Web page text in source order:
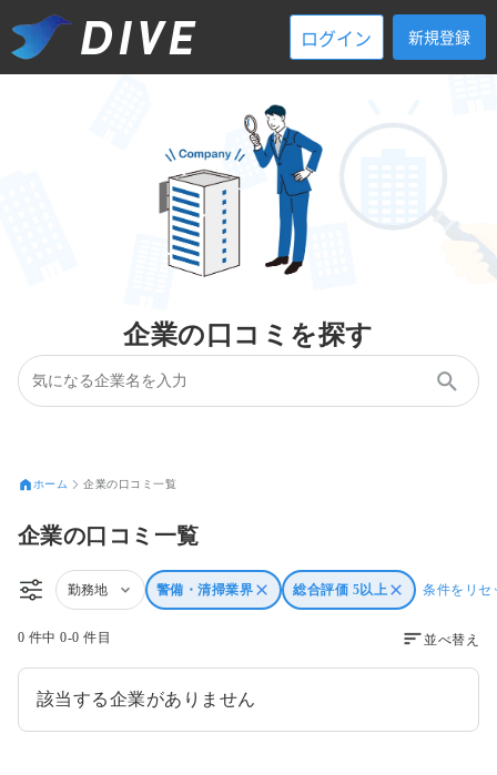
ログイン 新規登録
企業の口コミを探す
ホーム 企業の口コミ一覧
企業の口コミ一覧
勤務地 警備・清掃業界 総合評価 5以上 条件をリセ
0 件中 0-0 件目 並べ替え
該当する企業がありません